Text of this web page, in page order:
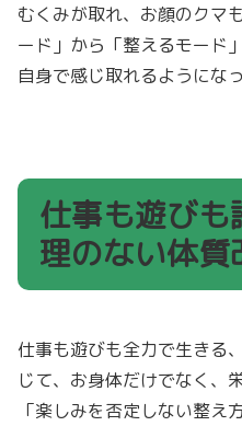
むくみが取れ、お顔のクマ
ード」から「整えるモード
自身で感じ取れるようにな
仕事も遊び
理のない体質
仕事も遊びも全力で生きる
じて、お身体だけでなく、
「楽しみを否定しない整え